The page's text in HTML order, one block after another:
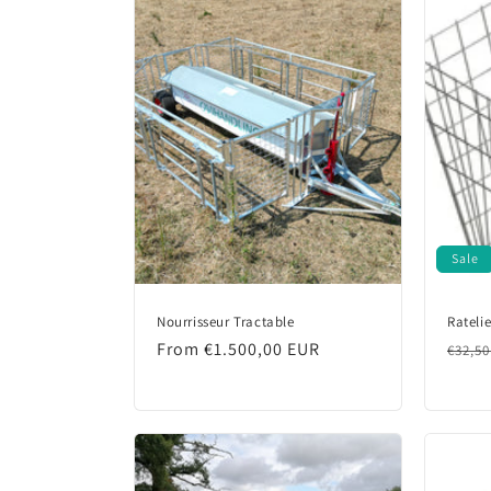
c
t
i
o
n
Nourrisseur Tractable
Regular
From €1.500,00 EUR
Sale